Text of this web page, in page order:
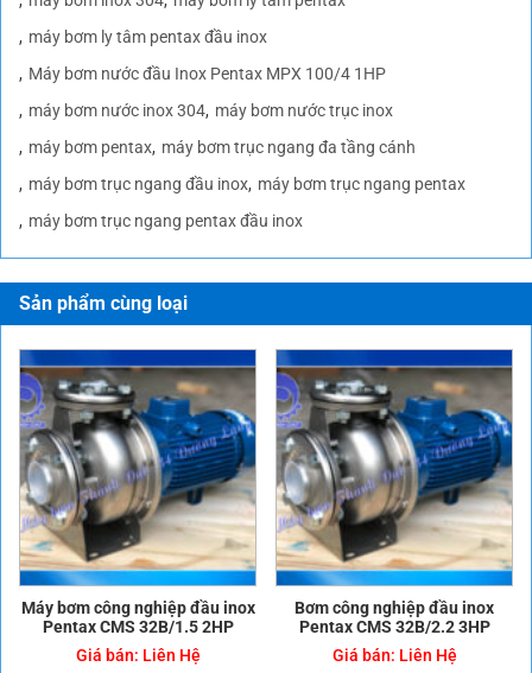
máy bơm ly tâm pentax đầu inox
Máy bơm nước đầu Inox Pentax MPX 100/4 1HP
máy bơm nước inox 304 máy bơm nước trục inox
máy bơm pentax máy bơm trục ngang đa tầng cánh
máy bơm trục ngang đầu inox máy bơm trục ngang pentax
máy bơm trục ngang pentax đầu inox
Sản phẩm cùng loại
Máy bơm công nghiệp đầu inox
Pentax CMS 32B/1.5 2HP
Giá bán: Liên Hệ
Bơm công nghiệp đầu inox
Pentax CMS 32B/2.2 3HP
Giá bán: Liên Hệ